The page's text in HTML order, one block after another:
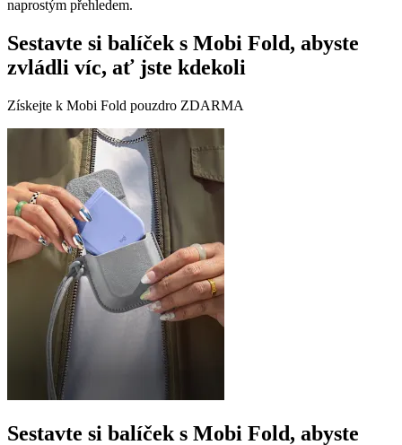
naprostým přehledem.
Sestavte si balíček s Mobi Fold, abyste
zvládli víc, ať jste kdekoli
Získejte k Mobi Fold pouzdro ZDARMA
Sestavte si balíček s Mobi Fold, abyste